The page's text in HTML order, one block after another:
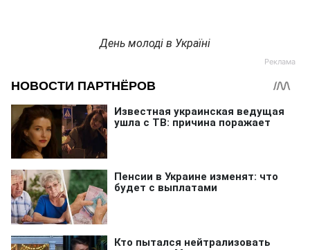
День молоді в Україні